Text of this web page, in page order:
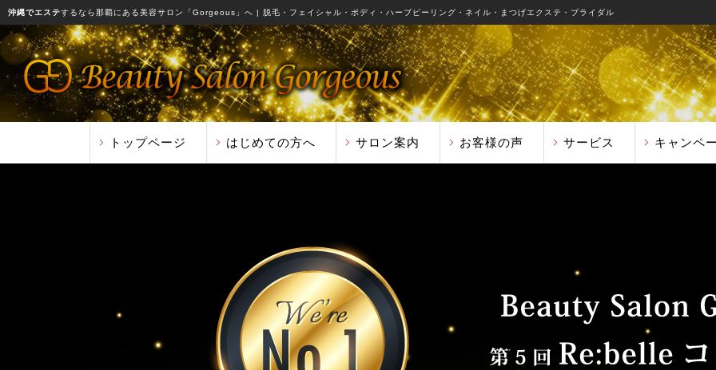
沖縄でエステするなら那覇にある美容サロン「Gorgeous」へ | 脱毛・フェイシャル・ボディ・ハーブピーリング・ネイル・まつげエクステ・ブライダル
トップページ はじめての方へ サロン案内 お客様の声 サービス キャンペ